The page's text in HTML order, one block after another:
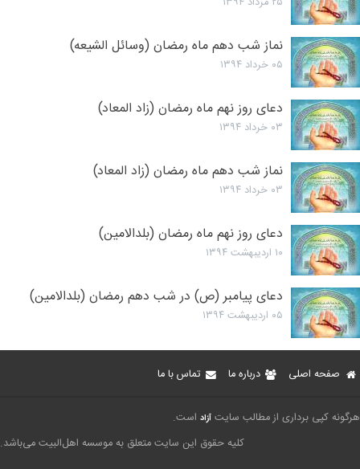
نماز شب دهم ماه رمضان (وسائل الشیعه)
۰۵ خرداد ۱۳۹۴
دعای روز نهم ماه رمضان (زاد المعاد)
۰۳ خرداد ۱۳۹۴
نماز شب دهم ماه رمضان (زاد المعاد)
۰۳ خرداد ۱۳۹۴
دعای روز نهم ماه رمضان (بلدالامین)
۱۰ اردیبهشت ۱۳۹۴
دعای پیامبر (ص) در شب دهم رمضان (بلدالامین)
۰۵ اردیبهشت ۱۳۹۴
صفحه اصلی درباره ما تماس با ما
هرگونه کپی برداری از مطالب سایت آزاد است.
کلیه حقوق این سایت متعلق به موسسه اهل‌البیت می‌باشد.